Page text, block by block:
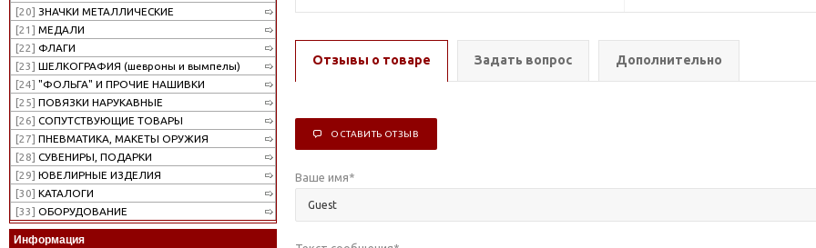
[20] ЗНАЧКИ МЕТАЛЛИЧЕСКИЕ
[21] МЕДАЛИ
[22] ФЛАГИ
[23] ШЕЛКОГРАФИЯ (шевроны и вымпелы)
[24] "ФОЛЬГА" И ПРОЧИЕ НАШИВКИ
[25] ПОВЯЗКИ НАРУКАВНЫЕ
[26] СОПУТСТВУЮЩИЕ ТОВАРЫ
[27] ПНЕВМАТИКА, МАКЕТЫ ОРУЖИЯ
[28] СУВЕНИРЫ, ПОДАРКИ
[29] ЮВЕЛИРНЫЕ ИЗДЕЛИЯ
[30] КАТАЛОГИ
[33] ОБОРУДОВАНИЕ
Информация
Отзывы о товаре Задать вопрос Дополнительно
ОСТАВИТЬ ОТЗЫВ
Ваше имя*